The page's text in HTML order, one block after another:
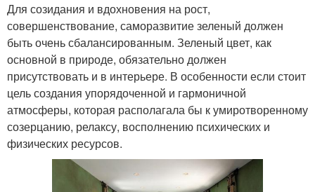
Для созидания и вдохновения на рост,
совершенствование, саморазвитие зеленый должен
быть очень сбалансированным. Зеленый цвет, как
основной в природе, обязательно должен
присутствовать и в интерьере. В особенности если стоит
цель создания упорядоченной и гармоничной
атмосферы, которая располагала бы к умиротворенному
созерцанию, релаксу, восполнению психических и
физических ресурсов.